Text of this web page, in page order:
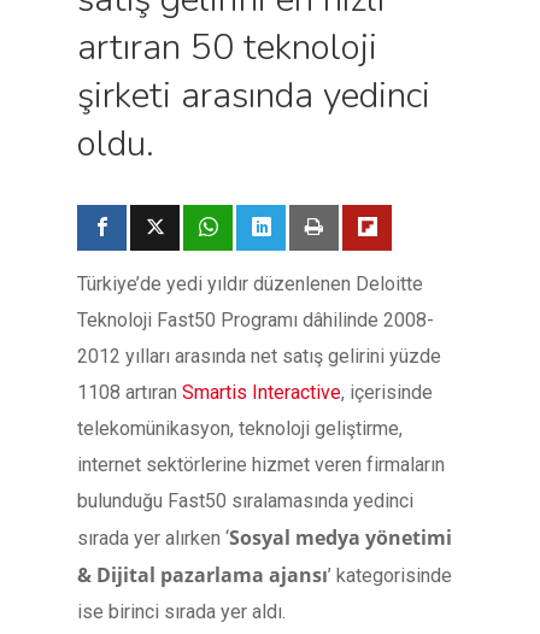
artıran 50 teknoloji
şirketi arasında yedinci
oldu.
Türkiye’de yedi yıldır düzenlenen Deloitte
Teknoloji Fast50 Programı dâhilinde 2008-
2012 yılları arasında net satış gelirini yüzde
1108 artıran Smartis Interactive, içerisinde
telekomünikasyon, teknoloji geliştirme,
internet sektörlerine hizmet veren firmaların
bulunduğu Fast50 sıralamasında yedinci
sırada yer alırken ‘Sosyal medya yönetimi
& Dijital pazarlama ajansı’ kategorisinde
ise birinci sırada yer aldı.